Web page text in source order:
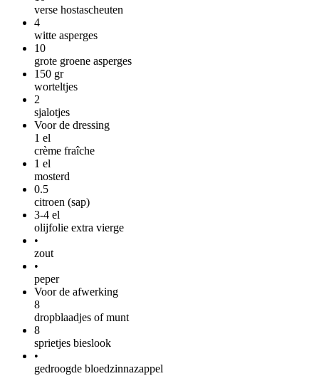
verse hostascheuten
4
witte asperges
10
grote groene asperges
150 gr
worteltjes
2
sjalotjes
Voor de dressing
1 el
crème fraîche
1 el
mosterd
0.5
citroen (sap)
3-4 el
olijfolie extra vierge
•
zout
•
peper
Voor de afwerking
8
dropblaadjes of munt
8
sprietjes bieslook
•
gedroogde bloedzinnazappel